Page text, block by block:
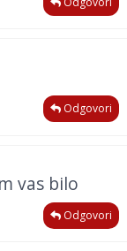
Odgovori
vas bilo
Odgovori